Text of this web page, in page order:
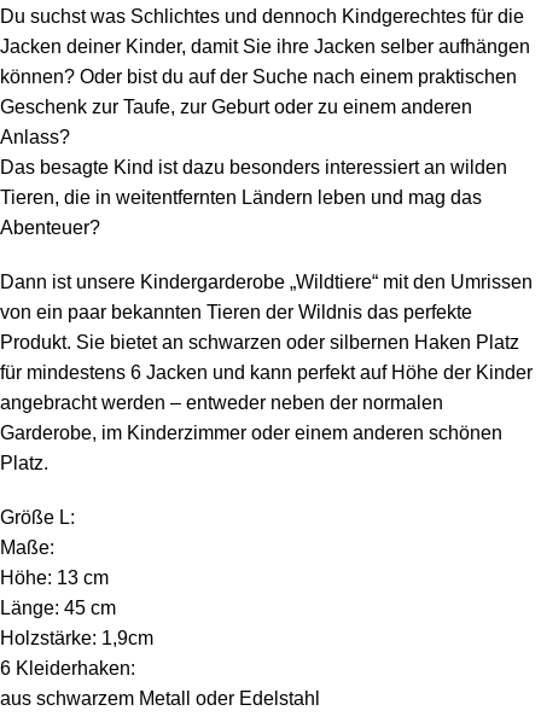
Du suchst was Schlichtes und dennoch Kindgerechtes für die
Jacken deiner Kinder, damit Sie ihre Jacken selber aufhängen
können? Oder bist du auf der Suche nach einem praktischen
Geschenk zur Taufe, zur Geburt oder zu einem anderen
Anlass?
Das besagte Kind ist dazu besonders interessiert an wilden
Tieren, die in weitentfernten Ländern leben und mag das
Abenteuer?
Dann ist unsere Kindergarderobe „Wildtiere“ mit den Umrissen
von ein paar bekannten Tieren der Wildnis das perfekte
Produkt. Sie bietet an schwarzen oder silbernen Haken Platz
für mindestens 6 Jacken und kann perfekt auf Höhe der Kinder
angebracht werden – entweder neben der normalen
Garderobe, im Kinderzimmer oder einem anderen schönen
Platz.
Größe L:
Maße:
Höhe: 13 cm
Länge: 45 cm
Holzstärke: 1,9cm
6 Kleiderhaken:
aus schwarzem Metall oder Edelstahl